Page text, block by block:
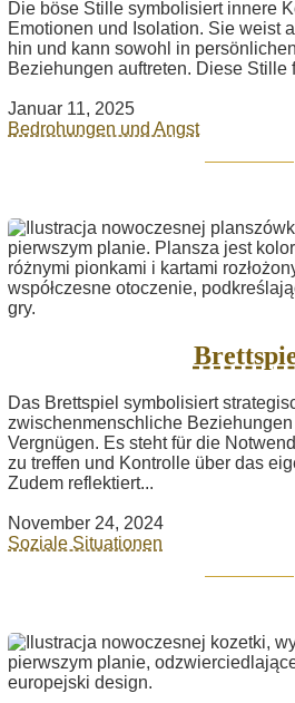
Die böse Stille symbolisiert innere
Emotionen und Isolation. Sie weist
hin und kann sowohl in
Beziehungen auftreten. Diese Stille
Januar 11, 2025
Bedrohungen und Angst
Das Brettspiel symbolisiert
zwischenmenschliche
Vergnügen. Es steht für die
zu treffen und Kontrolle über das
Zudem reflektiert...
November 24, 2024
Soziale Situationen